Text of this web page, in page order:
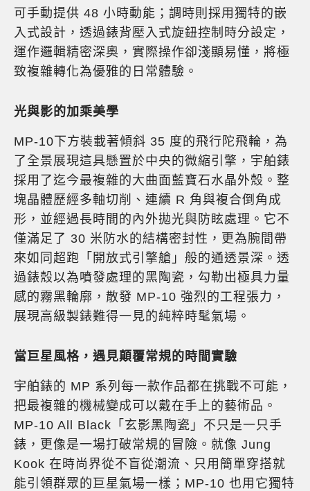
可手動提供 48 小時動能；調時則採用獨特的嵌
入式設計，透過錶背壓入式旋鈕控制時分設定，
運作邏輯精密深奧，實際操作卻淺顯易懂，將極
致複雜轉化為優雅的日常體驗。
光與影的加乘美學
MP-10下方裝載著傾斜 35 度的飛行陀飛輪，為
了全景展現這具懸置於中央的微縮引擎，宇舶錶
採用了迄今最複雜的大曲面藍寶石水晶外殼。整
塊晶體歷經多軸切削、連續 R 角與複合倒角成
形，並經過長時間的內外拋光與防眩處理。它不
僅滿足了 30 米防水的結構密封性，更為腕間帶
來如同超跑「開放式引擎艙」般的通透景深。透
過錶殼以為噴發處理的黑陶瓷，勾勒出極具力量
感的霧黑輪廓，散發 MP-10 強烈的工程張力，
展現高級製錶難得一見的純粹時髦氣場。
當巨星風格，遇見顛覆常規的時間實驗
宇舶錶的 MP 系列每一款作品都在挑戰不可能，
把最複雜的機械變成可以戴在手上的藝術品。
MP-10 All Black「玄影黑陶瓷」不只是一只手
錶，更像是一場打破常規的冒險。就像 Jung
Kook 在時尚界從不盲從潮流、只用簡單穿搭就
能引領群眾的巨星氣場一樣；MP-10 也用它獨特